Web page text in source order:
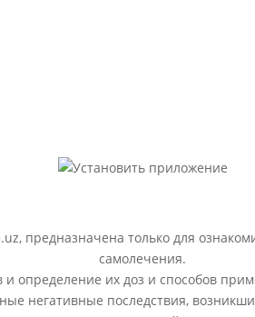
предназначена только для
самолечения.
определение их доз и способов
негативные последствия,